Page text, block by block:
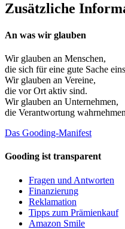
Zusätzliche
An was wir glauben
Wir glauben an Menschen,
die sich für eine gute Sache
Wir glauben an Vereine,
die vor Ort aktiv sind.
Wir glauben an Unternehmen,
die Verantwortung
Das Gooding-Manifest
Gooding ist transparent
Fragen und Antworten
Finanzierung
Reklamation
Tipps zum Prämienkauf
Amazon Smile